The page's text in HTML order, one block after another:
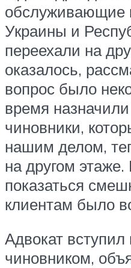
обслуживающие
Украины и
переехали на
оказалось,
вопрос было
время
чиновники,
нашим делом,
на другом
показаться
клиентам было
Адвокат
чиновником,